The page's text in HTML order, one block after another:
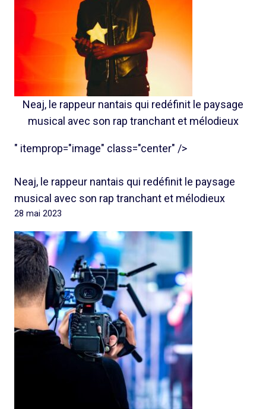
Neaj, le rappeur nantais qui redéfinit le paysage
musical avec son rap tranchant et mélodieux
" itemprop="image" class="center" />
Neaj, le rappeur nantais qui redéfinit le paysage
musical avec son rap tranchant et mélodieux
28 mai 2023